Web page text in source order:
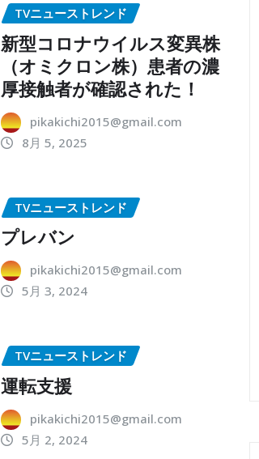
TVニューストレンド
新型コロナウイルス変異株
（オミクロン株）患者の濃
厚接触者が確認された！
pikakichi2015@gmail.com
8月 5, 2025
TVニューストレンド
プレバン
pikakichi2015@gmail.com
5月 3, 2024
TVニューストレンド
運転支援
pikakichi2015@gmail.com
5月 2, 2024